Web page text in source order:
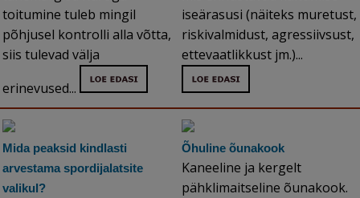
toitumine tuleb mingil
põhjusel kontrolli alla võtta,
siis tulevad välja
erinevused...
iseärasusi (näiteks muretust,
riskivalmidust, agressiivsust,
ettevaatlikkust jm.)...
Mida peaksid kindlasti
arvestama spordijalatsite
valikul?
Õhuline õunakook
Kaneeline ja kergelt
pähklimaitseline õunakook.